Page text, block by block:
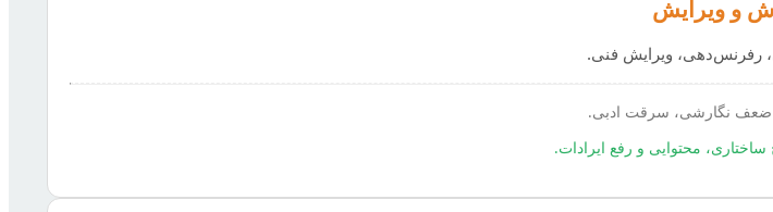
و ویرایش
رفرنس‌دهی، ویرایش فنی.
ضعف نگارشی، سرقت ادبی.
ساختاری، محتوایی و رفع ایرادات.